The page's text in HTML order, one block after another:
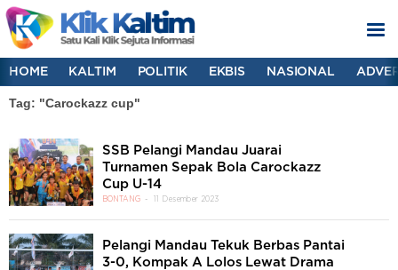
HOME KALTIM POLITIK EKBIS NASIONAL
Tag: "Carockazz cup"
SSB Pelangi Mandau Juarai
Turnamen Sepak Bola Carockazz
Cup U-14
BONTANG 11 Desember 2023
Pelangi Mandau Tekuk Berbas Pantai
3-0, Kompak A Lolos Lewat Drama